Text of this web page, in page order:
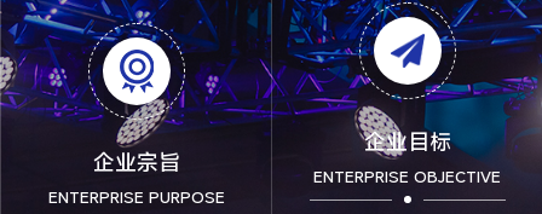
企业宗旨
ENTERPRISE PURPOSE
企业目标
ENTERPRISE OBJECTIVE